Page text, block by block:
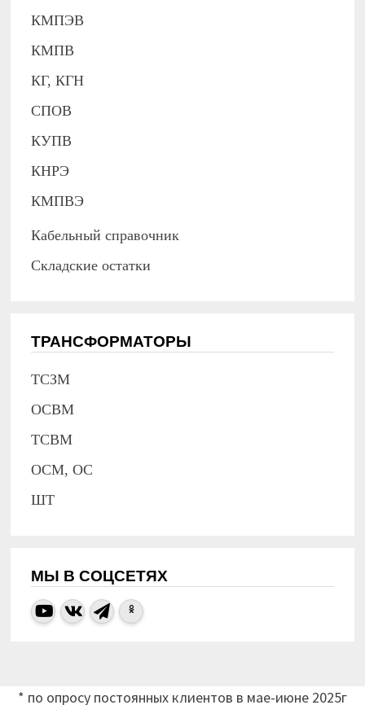
КМПЭВ
КМПВ
КГ, КГН
СПОВ
КУПВ
КНРЭ
КМПВЭ
Кабельный справочник
Складские остатки
ТРАНСФОРМАТОРЫ
ТСЗМ
ОСВМ
ТСВМ
ОСМ, ОС
ШТ
МЫ В СОЦСЕТЯХ
* по опросу постоянных клиентов в мае-июне 2025г